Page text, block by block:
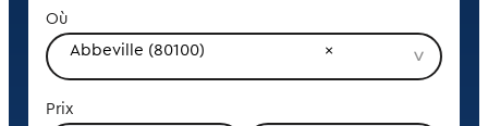
Où
Abbeville (80100)
Prix